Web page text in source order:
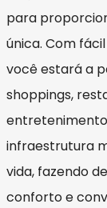
para
única. Com
você estará a
shoppings,
infraestrutura
vida, fazendo
conforto e